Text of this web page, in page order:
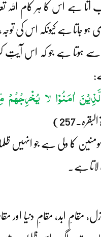
آتا ہے اس کا ہر کام اللہ
ہو جاتا ہے کیونکہ اس کی
ہوتا ہے جو کہ اس آیتِ
اٰمَنُوْا لا
مومنین کا ولی ہے جو انہیں
ہے۔
مقامِ ابد، مقامِ دنیا اور